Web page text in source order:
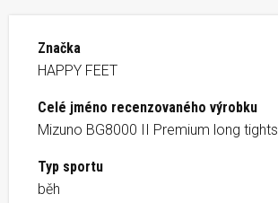
Značka
HAPPY FEET
Celé jméno recenzovaného výrobku
Mizuno BG8000 II Premium long tights
Typ sportu
běh